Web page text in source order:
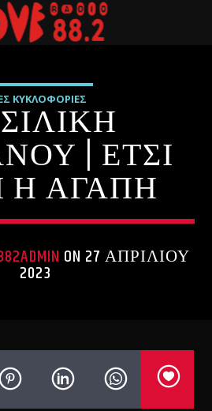
ΚΥΚΛΟΦΟΡΙΕΣ
| ΕΤΣΙ
Η ΑΓΑΠΗ
ON 27 ΑΠΡΙΛΊΟΥ
2023